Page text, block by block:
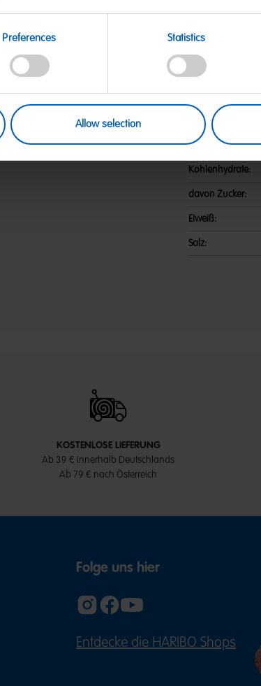
Preferences Statistics
Allow selection
Geschmack | Zutaten:
Citronensäure;
Rettich,
Hibiskus;
Bienenwachs
Nährwerte
Energie:
Fett:
davon gesättigte
Kohlenhydrate:
davon Zucker:
Eiweiß:
Salz:
KOSTENLOSE LIEFERUNG
Ab 39 € innerhalb Deutschlands
Ab 79 € nach Österreich
Folge uns hier
Entdecke die HARIBO Shops